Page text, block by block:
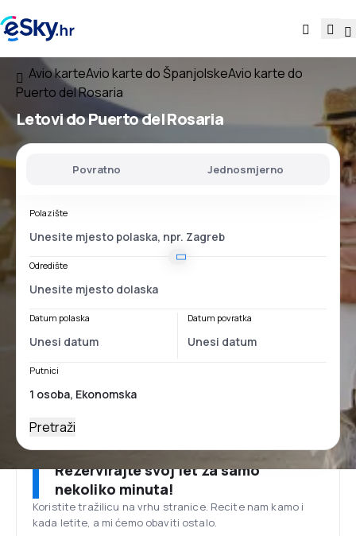
Avio karteAvio karte do ŠpanjolskeAvio karte do
Puerto del Rosaria
Letovi do Puerto del Rosaria
Povratno Jednosmjerno
Polazište
Odredište
Datum polaska Datum povratka
Putnici
Pretraži
Rezervirajte svoj let za samo
nekoliko minuta!
Koristite tražilicu na vrhu stranice. Recite nam kamo i
kada letite, a mi ćemo obaviti ostalo.